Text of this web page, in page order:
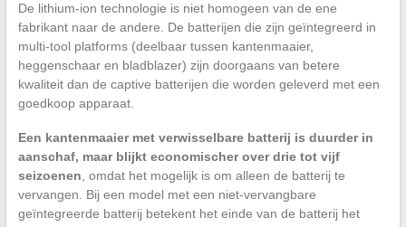
De lithium-ion technologie is niet homogeen van de ene
fabrikant naar de andere. De batterijen die zijn geïntegreerd in
multi-tool platforms (deelbaar tussen kantenmaaier,
heggenschaar en bladblazer) zijn doorgaans van betere
kwaliteit dan de captive batterijen die worden geleverd met een
goedkoop apparaat.
Een kantenmaaier met verwisselbare batterij is duurder in
aanschaf, maar blijkt economischer over drie tot vijf
seizoenen , omdat het mogelijk is om alleen de batterij te
vervangen. Bij een model met een niet-vervangbare
geïntegreerde batterij betekent het einde van de batterij het